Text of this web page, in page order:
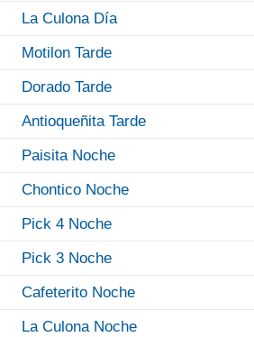
La Culona Día
Motilon Tarde
Dorado Tarde
Antioqueñita Tarde
Paisita Noche
Chontico Noche
Pick 4 Noche
Pick 3 Noche
Cafeterito Noche
La Culona Noche